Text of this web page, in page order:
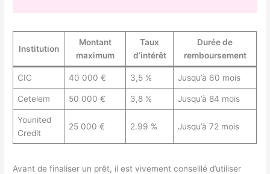
Institution
Montant
maximum
Taux
d’intérêt
Durée de
remboursement
CIC 40 000 € 3,5 % Jusqu’à 60 mois
Cetelem 50 000 € 3,8 % Jusqu’à 84 mois
Younited
Credit
25 000 € 2.99 % Jusqu’à 72 mois
Avant de finaliser un prêt, il est vivement conseillé d’utiliser